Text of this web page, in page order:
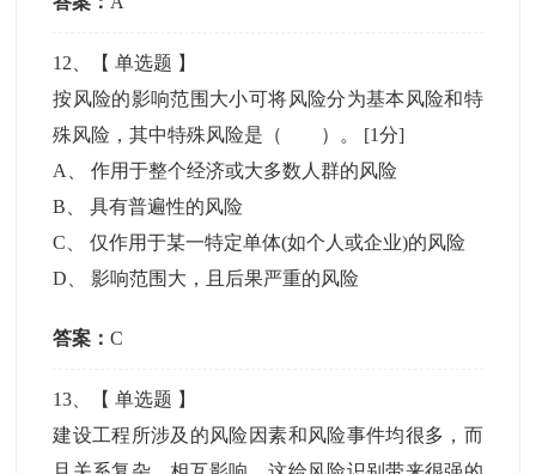
12 、【单选题 】
按风险的影响范围大小可将风险分为基本风险和特
殊风险，其中特殊风险是（ ）。 [1分]
A
、作用于整个经济或大多数人群的风险
B 、具有普遍性的风险
C 、仅作用于某一特定单体(如个人或企业)的风险
D 、影响范围大，且后果严重的风险
答案：C
13 、【单选题 】
建设工程所涉及的风险因素和风险事件均很多，而